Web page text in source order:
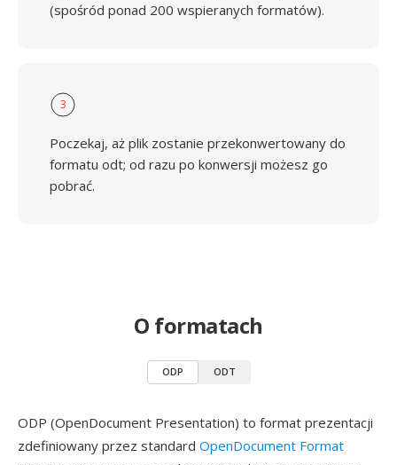
(spośród ponad 200 wspieranych formatów).
3
Poczekaj, aż plik zostanie przekonwertowany do
formatu odt; od razu po konwersji możesz go
pobrać.
O formatach
ODP ODT
ODP (OpenDocument Presentation) to format prezentacji
zdefiniowany przez standard OpenDocument Format